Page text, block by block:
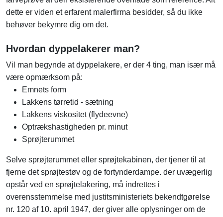
dette er viden et erfarent malerfirma besidder, så du ikke
behøver bekymre dig om det.
Hvordan dyppelakerer man?
Vil man begynde at dyppelakere, er der 4 ting, man især må
være opmærksom på:
Emnets form
Lakkens tørretid - sætning
Lakkens viskositet (flydeevne)
Optrækshastigheden pr. minut
Sprøjterummet
Selve sprøjterummet eller sprøjtekabinen, der tjener til at
fjerne det sprøjtestøv og de fortynderdampe. der uvægerlig
opstår ved en sprøjtelakering, må indrettes i
overensstemmelse med justitsministeriets bekendtgørelse
nr. 120 af 10. april 1947, der giver alle oplysninger om de